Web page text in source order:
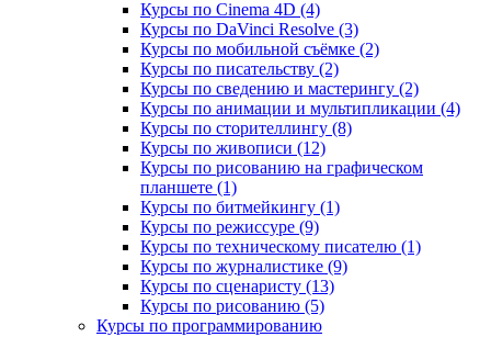
Курсы по Cinema 4D (4)
Курсы по DaVinci Resolve (3)
Курсы по мобильной съёмке (2)
Курсы по писательству (2)
Курсы по сведению и мастерингу (2)
Курсы по анимации и мультипликации (4)
Курсы по сторителлингу (8)
Курсы по живописи (12)
Курсы по рисованию на графическом
планшете (1)
Курсы по битмейкингу (1)
Курсы по режиссуре (9)
Курсы по техническому писателю (1)
Курсы по журналистике (9)
Курсы по сценаристу (13)
Курсы по рисованию (5)
Курсы по программированию